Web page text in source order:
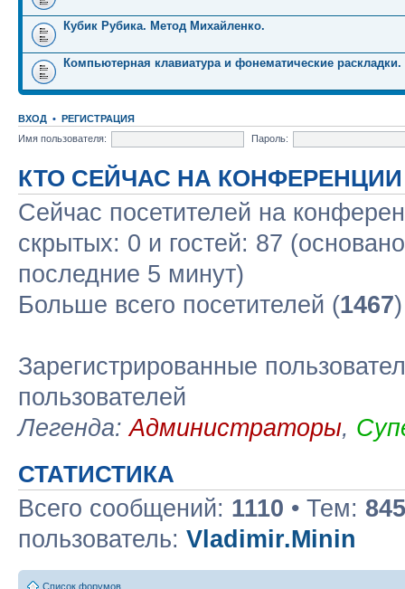
Кубик Рубика. Метод Михайленко.
Компьютерная клавиатура и фонематические раскладки.
ВХОД • РЕГИСТРАЦИЯ
Имя пользователя:
Пароль:
КТО СЕЙЧАС НА КОНФЕРЕНЦИИ
Сейчас посетителей на
скрытых: 0 и гостей: 87
последние 5 минут)
Больше всего посетителей (1467
Зарегистрированные
пользователей
Легенда:Администраторы,
СТАТИСТИКА
Всего сообщений: 1110 • Тем: 845
пользователь: Vladimir.Minin
Список форумов